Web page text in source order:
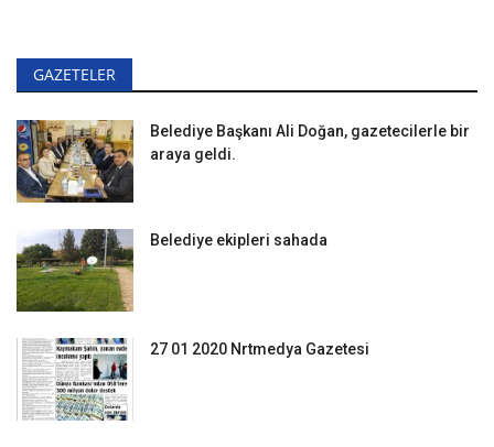
GAZETELER
Belediye Başkanı Ali Doğan, gazetecilerle bir
araya geldi.
Belediye ekipleri sahada
27 01 2020 Nrtmedya Gazetesi